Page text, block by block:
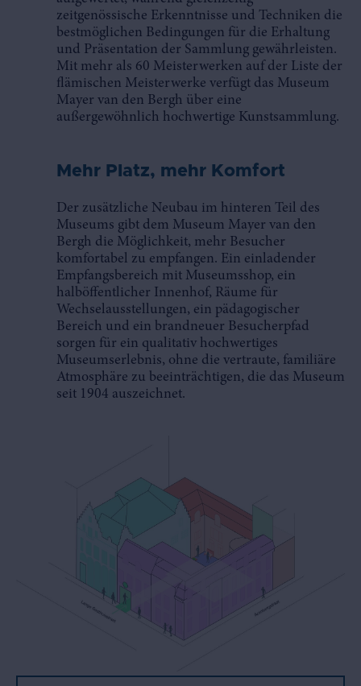
zeitgenössische Erkenntnisse und Techniken die
bestmöglichen Bedingungen für die Erhaltung
und Präsentation der Sammlung gewährleisten.
Mit mehr als 60 Meisterwerken auf der Liste der
flämischen Meisterwerke verfügt das Museum
Mayer van den Bergh über eine
außergewöhnlich hochwertige Kunstsammlung.
Mehr Platz, mehr Komfort
Der zusätzliche Neubau im hinteren Teil des
Museums gibt dem Museum Mayer van den
Bergh die Möglichkeit, mehr Besucher
komfortabel zu empfangen. Ein einladender
Empfangsbereich mit Museumsshop, ein
halböffentlicher Innenhof, Räume für
Wechselausstellungen, ein pädagogischer
Bereich und ein brandneuer Besucherpfad
sorgen für ein qualitativ hochwertiges
Museumserlebnis, ohne die vertraute, familiäre
Atmosphäre zu beeinträchtigen, die das Museum
seit 1904 auszeichnet.